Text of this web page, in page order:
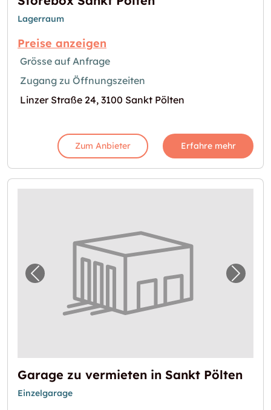
Lagerraum
Preise anzeigen
Grösse auf Anfrage
Zugang zu Öffnungszeiten
Linzer Straße 24, 3100 Sankt Pölten
Zum Anbieter Erfahre mehr
Vorheriges Bild für "Garage zu vermieten in
Garage zu vermieten in Sankt Pölten
Einzelgarage